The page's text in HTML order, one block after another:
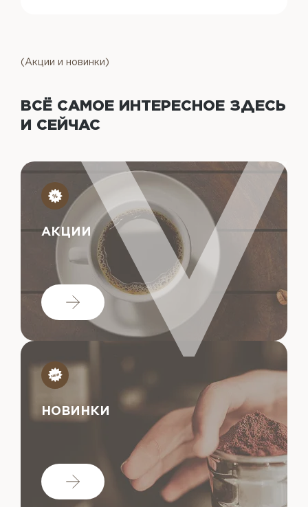
(Акции и новинки)
ВСЁ САМОЕ ИНТЕРЕСНОЕ ЗДЕСЬ
И СЕЙЧАС
АКЦИИ
НОВИНКИ